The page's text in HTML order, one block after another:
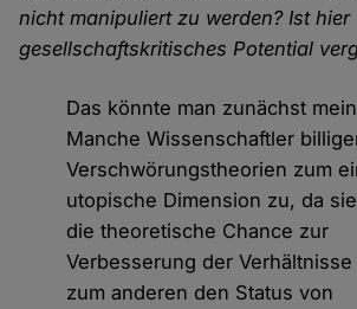
nicht manipuliert zu werden? Ist hier
gesellschaftskritisches Potential
Das könnte man zunächst
Manche Wissenschaftler
Verschwörungstheorien zum
utopische Dimension zu, da
die theoretische Chance zur
Verbesserung der
zum anderen den Status von